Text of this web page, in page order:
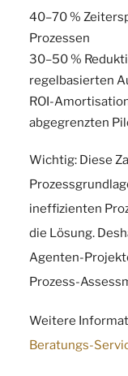
40–70 %
Prozessen
30–50 %
regelbasierten
ROI-
abgegrenzten
Wichtig: Diese
ineffizienten
die Lösung.
Agenten-
Prozess-
Weitere
Beratungs-